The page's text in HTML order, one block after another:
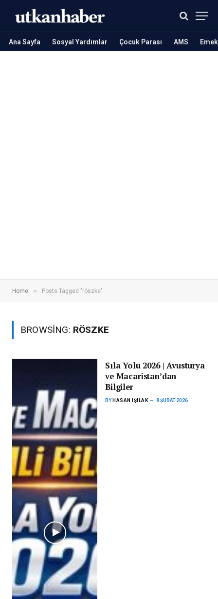
Ana Sayfa Sosyal Yardımlar Çocuk Parası AMS
Home » Posts Tagged "röszke"
BROWSING: RÖSZKE
Sıla Yolu 2026 | Avusturya
ve Macaristan’dan
Bilgiler
BY HASAN IŞILAK 8 ŞUBAT 2026